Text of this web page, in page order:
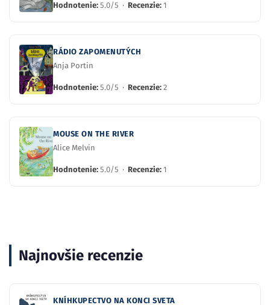
Hodnotenie: 5.0/5 · Recenzie: 1
RÁDIO ZAPOMENUTÝCH
Anja Portin
Hodnotenie: 5.0/5 · Recenzie: 2
MOUSE ON THE RIVER
Alice Melvin
Hodnotenie: 5.0/5 · Recenzie: 1
Najnovšie recenzie
KNÍHKUPECTVO NA KONCI SVETA